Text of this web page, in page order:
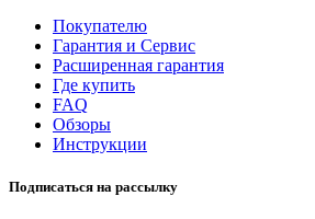
Покупателю
Гарантия и Сервис
Расширенная гарантия
Где купить
FAQ
Обзоры
Инструкции
Подписаться на рассылку